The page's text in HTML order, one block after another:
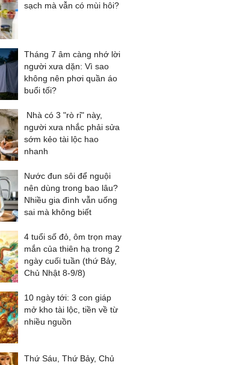
sạch mà vẫn có mùi hôi?
Tháng 7 âm càng nhớ lời
người xưa dặn: Vì sao
không nên phơi quần áo
buổi tối?
Nhà có 3 "rò rỉ" này,
người xưa nhắc phải sửa
sớm kẻo tài lộc hao
nhanh
Nước đun sôi để nguội
nên dùng trong bao lâu?
Nhiều gia đình vẫn uống
sai mà không biết
4 tuổi số đỏ, ôm trọn may
mắn của thiên hạ trong 2
ngày cuối tuần (thứ Bảy,
Chủ Nhật 8-9/8)
10 ngày tới: 3 con giáp
mở kho tài lộc, tiền về từ
nhiều nguồn
Thứ Sáu, Thứ Bảy, Chủ